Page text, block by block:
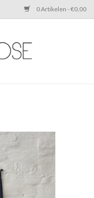
0 Artikelen - €0,00